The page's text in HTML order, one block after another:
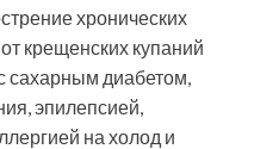
хронических
крещенских купаний
сахарным диабетом,
эпилепсией,
на холод и